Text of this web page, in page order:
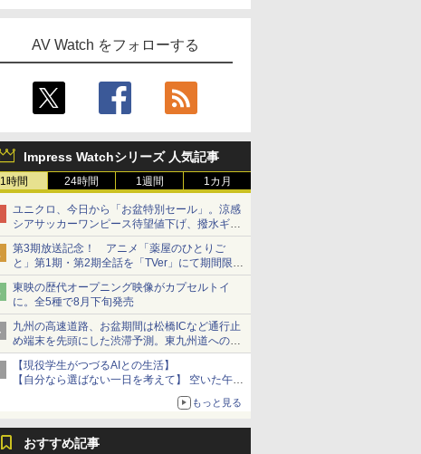
AV Watch をフォローする
Impress Watchシリーズ 人気記事
1時間 24時間 1週間 1カ月
ユニクロ、今日から「お盆特別セール」。涼感
シアサッカーワンピース待望値下げ、撥水ギア
ショーツは1990円に
第3期放送記念！ アニメ「薬屋のひとりご
と」第1期・第2期全話を「TVer」にて期間限定
で順次無料配信開始
東映の歴代オープニング映像がカプセルトイ
に。全5種で8月下旬発売
九州の高速道路、お盆期間は松橋ICなど通行止
め端末を先頭にした渋滞予測。東九州道への迂
回は料金調整を実施
【現役学生がつづるAIとの生活】
【自分なら選ばない一日を考えて】 空いた午後
をチャッピーに捧げたら、思わぬ絶景に出会っ
もっと見る
おすすめ記事